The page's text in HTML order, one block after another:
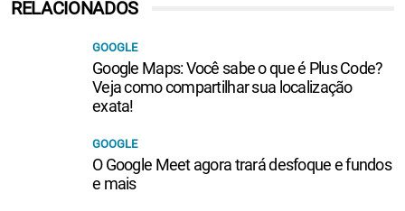
RELACIONADOS
GOOGLE
Google Maps: Você sabe o que é Plus Code?
Veja como compartilhar sua localização
exata!
GOOGLE
O Google Meet agora trará desfoque e fundos
e mais